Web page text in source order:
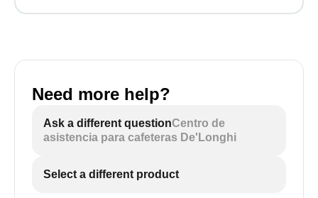
Need more help?
Ask a different questionCentro de
asistencia para cafeteras De'Longhi
Select a different product